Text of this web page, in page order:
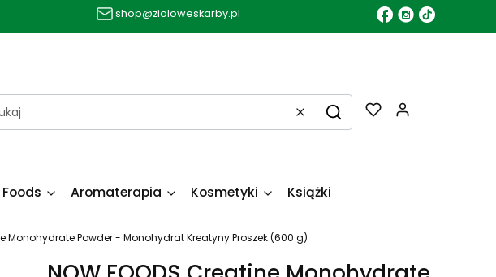
shop@zioloweskarby.pl
WyczyśćSzukaj
Aromaterapia Kosmetyki Książki
Monohydrate Powder - Monohydrat Kreatyny Proszek (600 g)